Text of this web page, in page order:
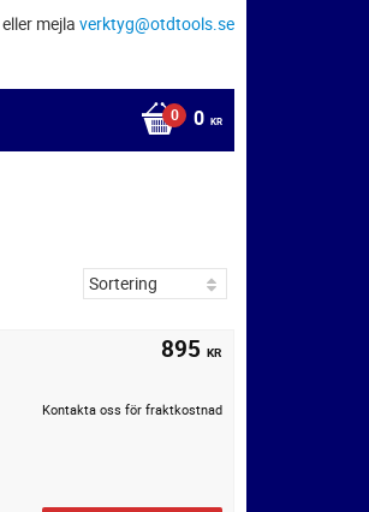
eller mejla verktyg@otdtools.se
0 KR
895 KR
Kontakta oss för fraktkostnad